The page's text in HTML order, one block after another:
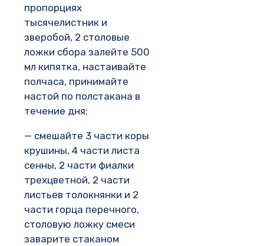
пропорциях
тысячелистник и
зверобой, 2 столовые
ложки сбора залейте 500
мл кипятка, настаивайте
полчаса, принимайте
настой по полстакана в
течение дня;
— смешайте 3 части коры
крушины, 4 части листа
сенны, 2 части фиалки
трехцветной, 2 части
листьев толокнянки и 2
части горца перечного,
столовую ложку смеси
заварите стаканом